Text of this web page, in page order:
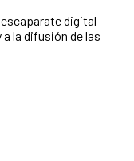
digital
la difusión de las